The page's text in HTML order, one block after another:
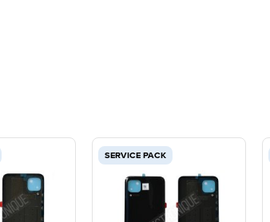
SERVICE PACK